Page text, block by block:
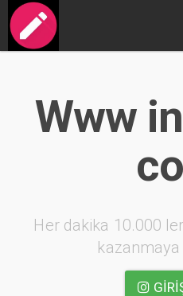
Www
Her dakika 10.000
kazanmaya